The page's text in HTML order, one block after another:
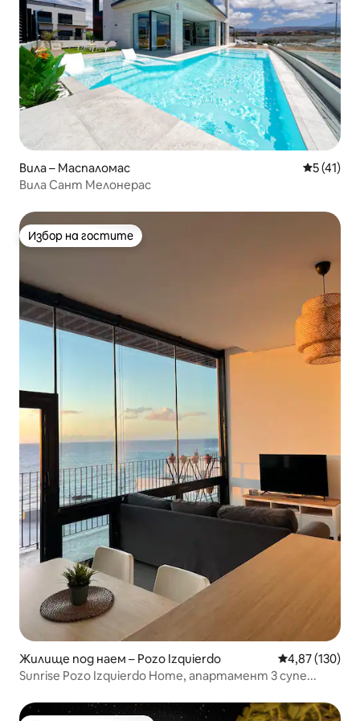
Вила – Маспаломас Средна
5 (41)
Вила Сант Мелонерас
Избор на гостите
Избор на гостите
Жилище под наем – Pozo Izquierdo Средна
4,87 (130)
Sunrise Pozo Izquierdo Home, апартамент 3 супе...